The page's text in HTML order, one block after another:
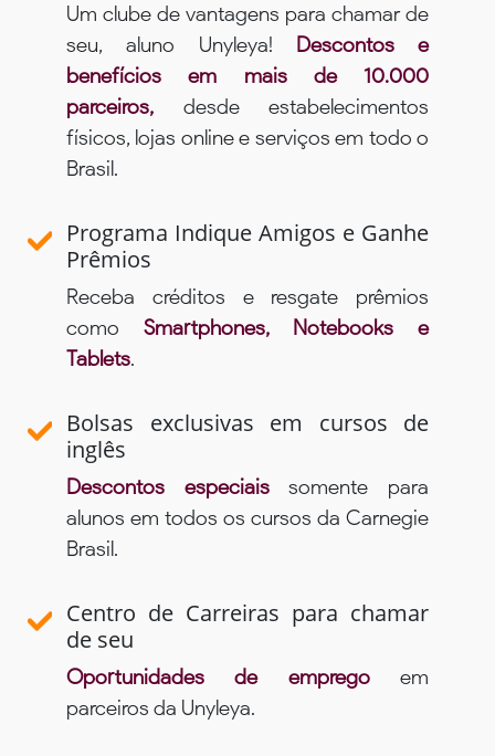
Um clube de vantagens para chamar de
seu, aluno Unyleya! Descontos e
benefícios em mais de 10.000
parceiros, desde estabelecimentos
físicos, lojas online e serviços em todo o
Brasil.
Programa Indique Amigos e Ganhe
Prêmios
Receba créditos e resgate prêmios
como Smartphones, Notebooks e
Tablets.
Bolsas exclusivas em cursos de
inglês
Descontos especiaissomente para
alunos em todos os cursos da Carnegie
Brasil.
Centro de Carreiras para chamar
de seu
Oportunidades de empregoem
parceiros da Unyleya.